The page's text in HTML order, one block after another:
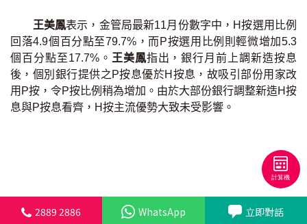
實時銀行資訊
裝修·保險優惠
免費裝修轉介服務
王美鳳表示，金管局最新11月份數字中，H按選用比例
回落4.9個百分點至79.7%，而P按選用比例則輕微增加5.3
個百分點至17.7%。 王美鳳指出，銀行月前上調新造按息
後，個別銀行提供之P按息優於H按息，故吸引部份用家改
用P按，令P按比例稍為增加。由於大部份銀行調整新造H按
息與P按息看齊，H按主流優勢大致未受影響。
2889 2886 WhatsApp 立即對話